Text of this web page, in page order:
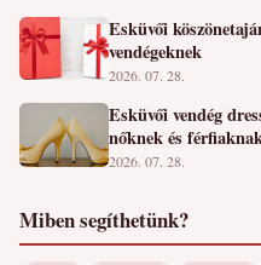
Esküvői
vendégeknek
2026. 07. 28.
Esküvői vendég
nőknek és
2026. 07. 28.
Miben segíthetünk?